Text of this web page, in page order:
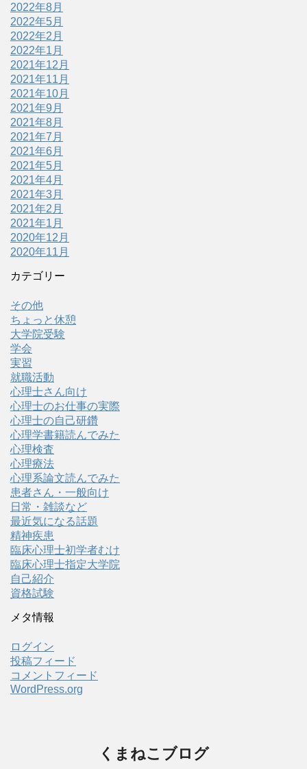
2022年8月
2022年5月
2022年2月
2022年1月
2021年12月
2021年11月
2021年10月
2021年9月
2021年8月
2021年7月
2021年6月
2021年5月
2021年4月
2021年3月
2021年2月
2021年1月
2020年12月
2020年11月
カテゴリー
その他
ちょっと休憩
大学院受験
学会
実習
就職活動
心理士さん向け
心理士のお仕事の実際
心理士の自己研鑽
心理学書籍読んでみた
心理検査
心理療法
心理系論文読んでみた
患者さん・一般向け
日常・雑談など
最近気になる話題
精神疾患
臨床心理士初学者むけ
臨床心理士指定大学院
自己紹介
資格試験
メタ情報
ログイン
投稿フィード
コメントフィード
WordPress.org
くまねこブログ